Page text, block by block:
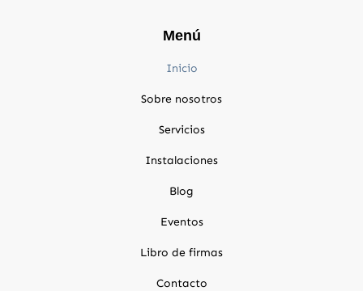
Menú
Inicio
Sobre nosotros
Servicios
Instalaciones
Blog
Eventos
Libro de firmas
Contacto